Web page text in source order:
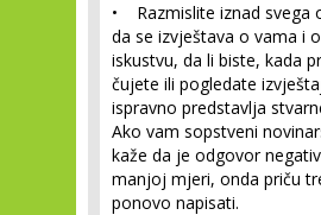
• Razmislite iznad svega
da se izvještava o vama i
iskustvu, da li biste, kada
čujete ili pogledate
ispravno predstavlja
Ako vam sopstveni
kaže da je odgovor
manjoj mjeri, onda priču
ponovo napisati.